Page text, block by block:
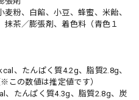
麦粉、白餡、小豆、蜂蜜、米飴、
茶／膨張剤、着色料（青色１
、たんぱく質4.2g、脂質2.8g、
この数値は推定値です）
、たんぱく質4.3g、脂質2.8g、炭